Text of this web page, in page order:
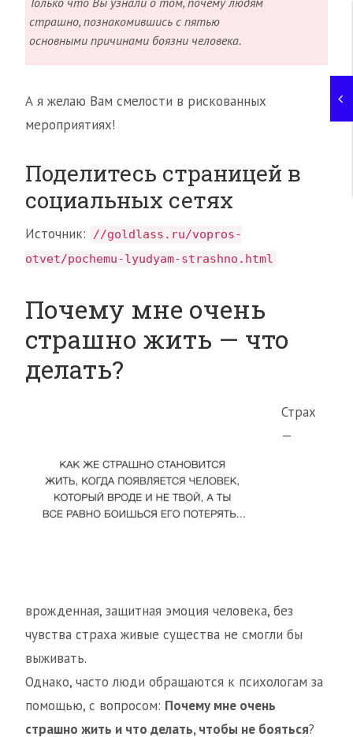
страшно, познакомившись с пятью
основными причинами боязни человека.
А я желаю Вам смелости в рискованных
мероприятиях!
Поделитесь страницей в
социальных сетях
Источник:
//goldlass.ru/vopros-
otvet/pochemu-lyudyam-strashno.html
Почему мне очень
страшно жить — что
делать?
Страх
—
врожденная, защитная эмоция человека, без
чувства страха живые существа не смогли бы
выживать.
Однако, часто люди обращаются к психологам за
помощью, с вопросом: Почему мне очень
страшно жить и что делать, чтобы не бояться?